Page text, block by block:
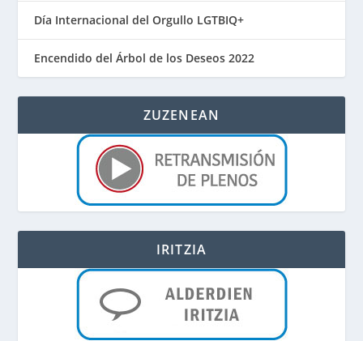
Día Internacional del Orgullo LGTBIQ+
Encendido del Árbol de los Deseos 2022
ZUZENEAN
IRITZIA